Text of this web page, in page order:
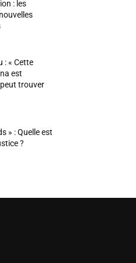
: les
: « Cette
est
trouver
» : Quelle est
?